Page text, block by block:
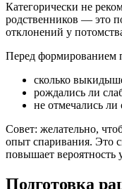
Категорически не
родственников — это
отклонений у
Перед формированием
сколько
рождались ли
не отмечались ли
Совет: желательно,
опыт спаривания. Это
повышает вероятность
Подготовка